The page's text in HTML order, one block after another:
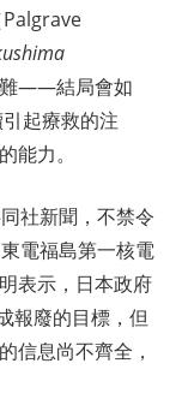
——結局會如
起療救的注
能力。
社新聞，不禁令
電福島第一核電
表示，日本政府
報廢的目標，但
信息尚不齊全，